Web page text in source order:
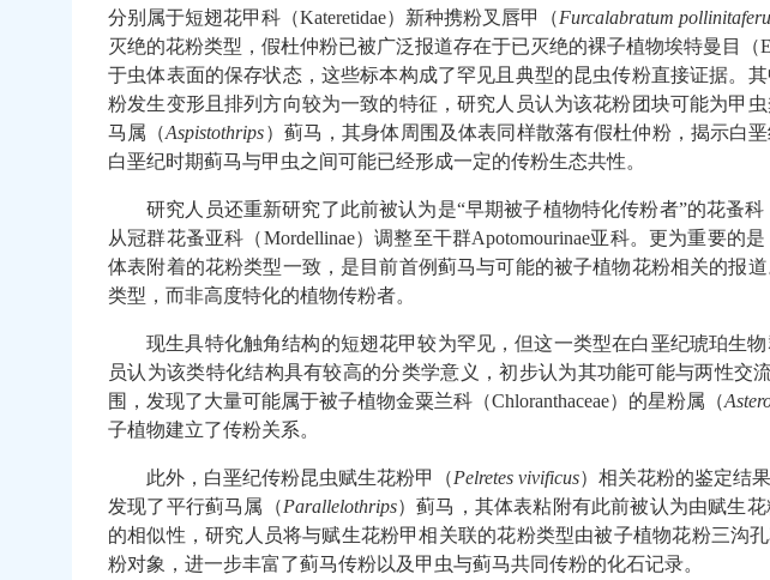
分别属于短翅花甲科（Kateretidae）新种携粉叉唇甲（Furcalabratum
灭绝的花粉类型，假杜仲粉已被广泛报道存在于已灭绝的裸子植物埃特曼目（
于虫体表面的保存状态，这些标本构成了罕见且典型的昆虫传粉直接证据。
粉发生变形且排列方向较为一致的特征，研究人员认为该花粉团块可能为甲
马属（Aspistothrips）蓟马，其身体周围及体表同样散落有假杜仲粉，揭示白
白垩纪时期蓟马与甲虫之间可能已经形成一定的传粉生态共性。
研究人员还重新研究了此前被认为是“早期被子植物特化传粉者”的花蚤科
从冠群花蚤亚科（Mordellinae）调整至干群Apotomourinae亚科。更为重要的
体表附着的花粉类型一致，是目前首例蓟马与可能的被子植物花粉相关的报
类型，而非高度特化的植物传粉者。
现生具特化触角结构的短翅花甲较为罕见，但这一类型在白垩纪琥珀生
员认为该类特化结构具有较高的分类学意义，初步认为其功能可能与两性
围，发现了大量可能属于被子植物金粟兰科（Chloranthaceae）的星粉属（
子植物建立了传粉关系。
此外，白垩纪传粉昆虫赋生花粉甲（Pelretes vivificus）相关花粉的鉴定结
发现了平行蓟马属（Parallelothrips）蓟马，其体表粘附有此前被认为由赋生
的相似性，研究人员将与赋生花粉甲相关联的花粉类型由被子植物花粉三沟
粉对象，进一步丰富了蓟马传粉以及甲虫与蓟马共同传粉的化石记录。